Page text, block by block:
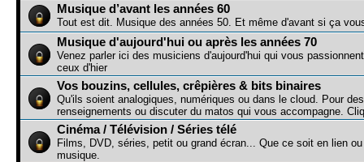
Musique d’avant les années 60
Tout est dit. Musique des années 50. Et même d'avant si ça
Musique d'aujourd'hui ou après les années 70
Venez parler ici des musiciens d'aujourd'hui qui vous
ceux d'hier
Vos bouzins, cellules, crêpières & bits binaires
Qu'ils soient analogiques, numériques ou dans le cloud. Pour des
renseignements ou discuter du matos qui vous accompagne.
Cinéma / Télévision / Séries télé
Films, DVD, séries, petit ou grand écran... Que ce soit en lien
musique.